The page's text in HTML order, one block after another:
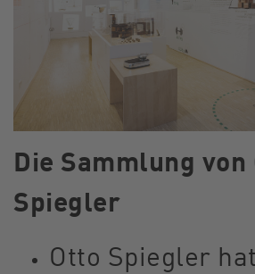
Die Sammlung von
Spiegler
Otto Spiegler